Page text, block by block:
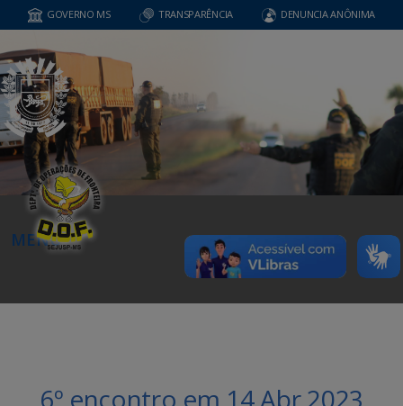
GOVERNO MS TRANSPARÊNCIA DENUNCIA ANÔNIMA
MENU
6º encontro em 14 Abr 2023